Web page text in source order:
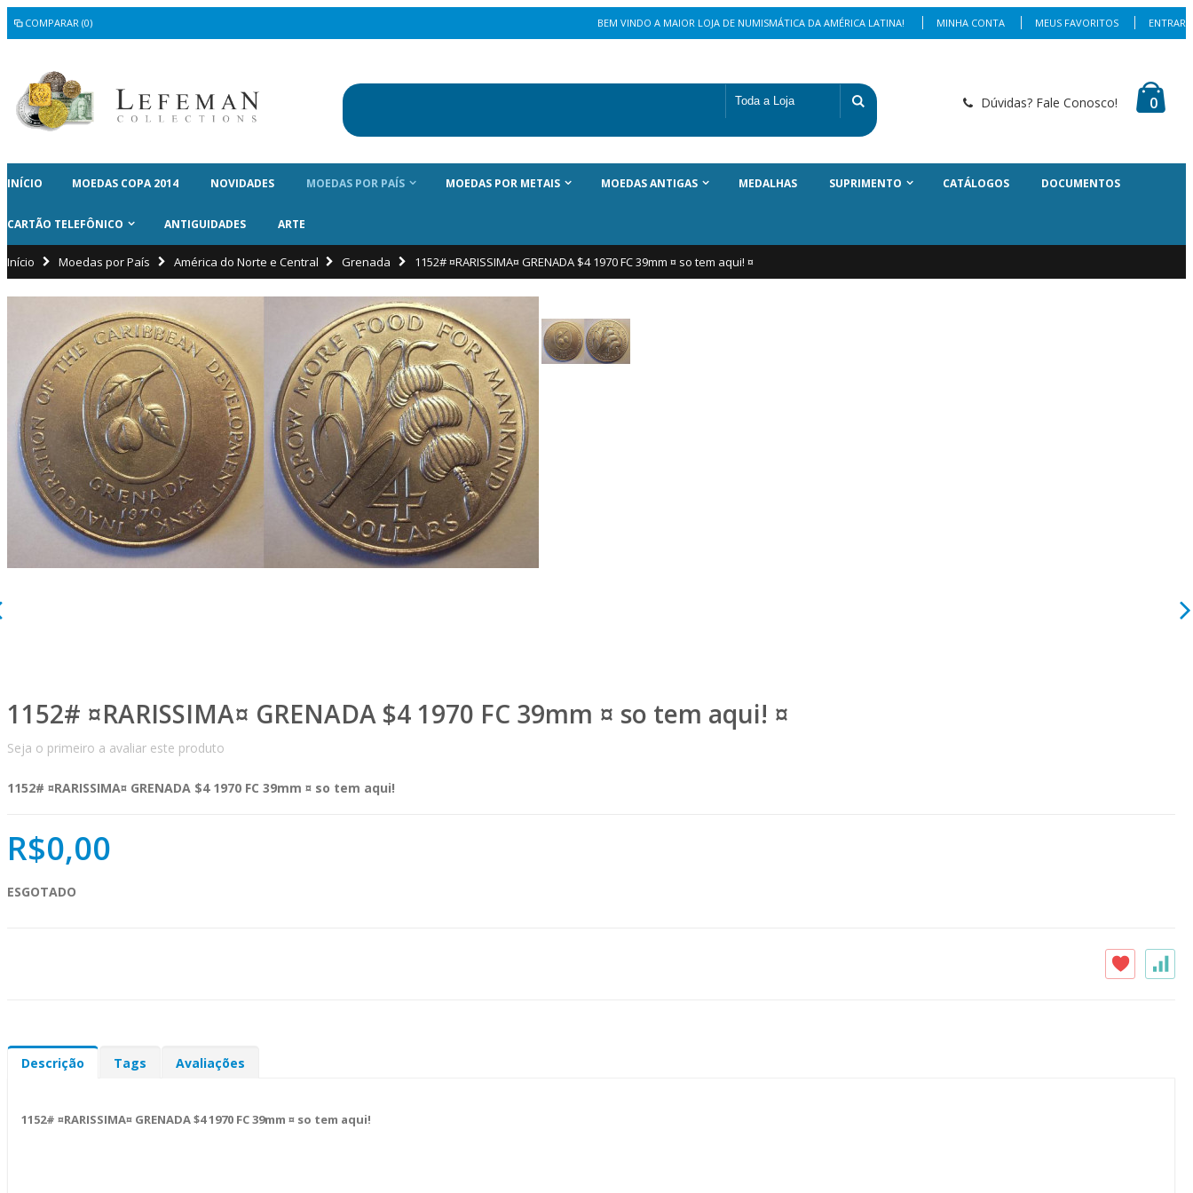
COMPARAR (0) MINHA CONTA MEUS FAVORITOS ENTRAR
BEM VINDO A MAIOR LOJA DE NUMISMÁTICA DA AMÉRICA LATINA!
Dúvidas? Fale Conosco! 0
INÍCIO MOEDAS COPA 2014 NOVIDADES MOEDAS POR PAÍS MOEDAS POR METAIS MOEDAS ANTIGAS MEDALHAS SUPRIMENTO CATÁLOGOS DOCUMENTOS
CARTÃO TELEFÔNICO ANTIGUIDADES ARTE
Início Moedas por País América do Norte e Central Grenada 1152# ¤RARISSIMA¤ GRENADA $4 1970 FC 39mm ¤ so tem aqui! ¤
1152# ¤RARISSIMA¤ GRENADA $4 1970 FC 39mm ¤ so tem aqui! ¤
Seja o primeiro a avaliar este produto
1152# ¤RARISSIMA¤ GRENADA $4 1970 FC 39mm ¤ so tem aqui!
R$0,00
ESGOTADO
Descrição Tags Avaliações
1152# ¤RARISSIMA¤ GRENADA $4 1970 FC 39mm ¤ so tem aqui!